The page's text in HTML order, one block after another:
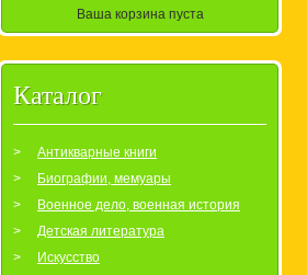
Ваша корзина пуста
Каталог
Антикварные книги
Биографии, мемуары
Военное дело, военная история
Детская литература
Искусство